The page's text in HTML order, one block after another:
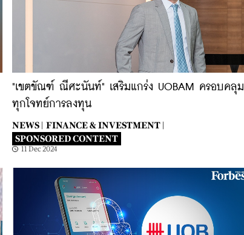
"เขตขัณฑ์ ณีศะนันท์" เสริมแกร่ง UOBAM ครอบคลุม
ทุกโจทย์การลงทุน
NEWS | FINANCE & INVESTMENT |
SPONSORED CONTENT
11 Dec 2024